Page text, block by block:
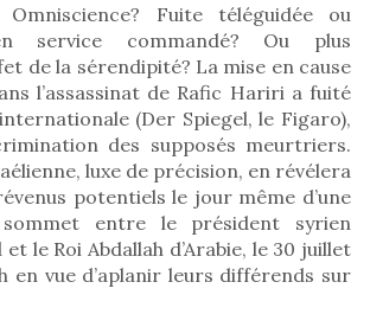
Omniscience? Fuite téléguidée ou
service commandé? Ou plus
de la sérendipité? La mise en cause
l’assassinat de Rafic Hariri a fuité
(Der Spiegel, le Figaro),
des supposés meurtriers.
luxe de précision, en révélera
potentiels le jour même d’une
entre le président syrien
et le Roi Abdallah d’Arabie, le 30 juillet
en vue d’aplanir leurs différends sur